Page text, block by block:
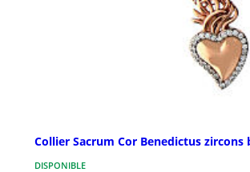
Collier Sacrum Cor Benedictus zircons
DISPONIBLE